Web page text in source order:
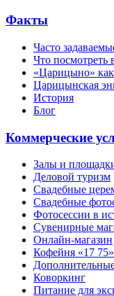
Факты
Часто
Что
«Царицыно»
Царицынская
История
Блог
Коммерческие
Залы и
Деловой туризм
Свадебные
Свадебные
Фотосессии в
Сувенирные
Онлайн-магазин
Кофейня «17 75»
Коворкинг
Питание для